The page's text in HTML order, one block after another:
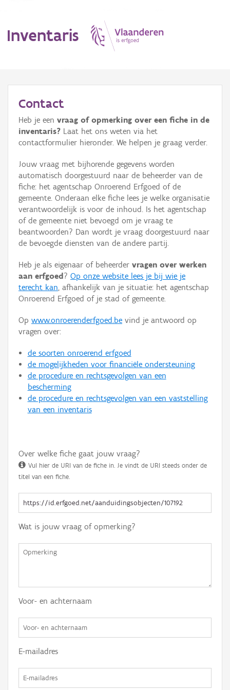
Inventaris
Erfgoedobject
Aanduidingsobject
Waarneming
Thema
Gebeurtenis
Persoon of collectief
Hergebruik
Aanmelden
Contact
Heb je een vraag of opmerking over een fiche in de
inventaris? Laat het ons weten via het
contactformulier hieronder. We helpen je graag verder.
Jouw vraag met bijhorende gegevens worden
automatisch doorgestuurd naar de beheerder van de
fiche: het agentschap Onroerend Erfgoed of de
gemeente. Onderaan elke fiche lees je welke organisatie
verantwoordelijk is voor de inhoud. Is het agentschap
of de gemeente niet bevoegd om je vraag te
beantwoorden? Dan wordt je vraag doorgestuurd naar
de bevoegde diensten van de andere partij.
Heb je als eigenaar of beheerder vragen over werken
aan erfgoed ? Op onze website lees je bij wie je
terecht kan, afhankelijk van je situatie: het agentschap
Onroerend Erfgoed of je stad of gemeente.
Op www.onroerenderfgoed.be vind je antwoord op
vragen over:
de soorten onroerend erfgoed
de mogelijkheden voor financiële ondersteuning
de procedure en rechtsgevolgen van een
bescherming
de procedure en rechtsgevolgen van een vaststelling
van een inventaris
Over welke fiche gaat jouw vraag?
Vul hier de URI van de fiche in. Je vindt de URI steeds onder de
titel van een fiche.
Wat is jouw vraag of opmerking?
Voor- en achternaam
E-mailadres